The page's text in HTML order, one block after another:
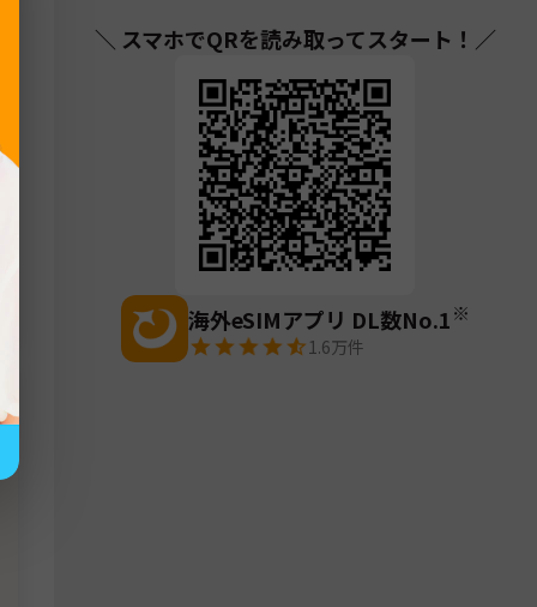
＼ スマホでQRを読み取ってスタート！／
海外eSIMアプリ DL数No.1※
1.6万件